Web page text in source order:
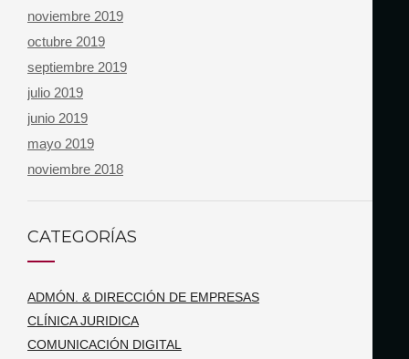
noviembre 2019
octubre 2019
septiembre 2019
julio 2019
junio 2019
mayo 2019
noviembre 2018
CATEGORÍAS
ADMÓN. & DIRECCIÓN DE EMPRESAS
CLÍNICA JURIDICA
COMUNICACIÓN DIGITAL